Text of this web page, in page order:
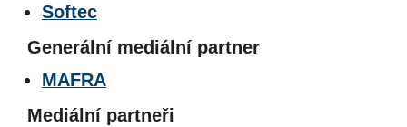
Softec
Generální mediální partner
MAFRA
Mediální partneři